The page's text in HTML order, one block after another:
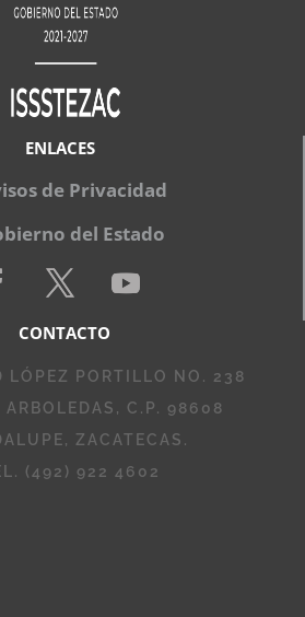
ENLACES
de Privacidad
del Estado
CONTACTO
LÓPEZ PORTILLO NO. 238
ARBOLEDAS, C.P. 98608
ZACATECAS.
(492) 922 4602